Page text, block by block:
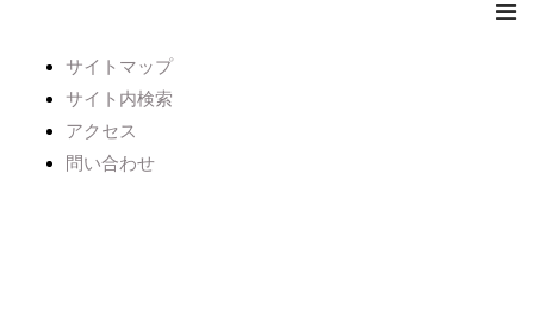
サイトマップ
サイト内検索
アクセス
問い合わせ